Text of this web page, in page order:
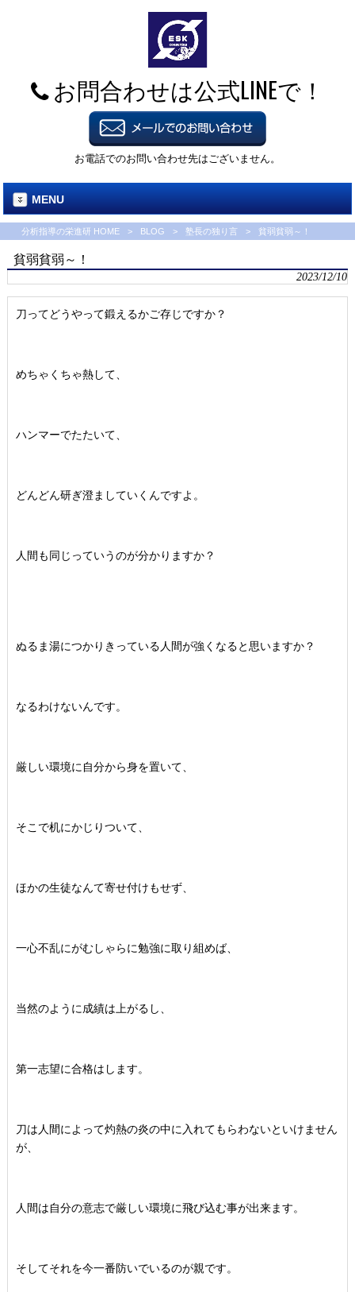
お問合わせは公式LINEで！
お電話でのお問い合わせ先はございません。
MENU
分析指導の栄進研 HOME > BLOG > 塾長の独り言 > 貧弱貧弱～！
貧弱貧弱～！
2023/12/10
刀ってどうやって鍛えるかご存じですか？
めちゃくちゃ熱して、
ハンマーでたたいて、
どんどん研ぎ澄ましていくんですよ。
人間も同じっていうのが分かりますか？
ぬるま湯につかりきっている人間が強くなると思いますか？
なるわけないんです。
厳しい環境に自分から身を置いて、
そこで机にかじりついて、
ほかの生徒なんて寄せ付けもせず、
一心不乱にがむしゃらに勉強に取り組めば、
当然のように成績は上がるし、
第一志望に合格はします。
刀は人間によって灼熱の炎の中に入れてもらわないといけません
が、
人間は自分の意志で厳しい環境に飛び込む事が出来ます。
そしてそれを今一番防いでいるのが親です。